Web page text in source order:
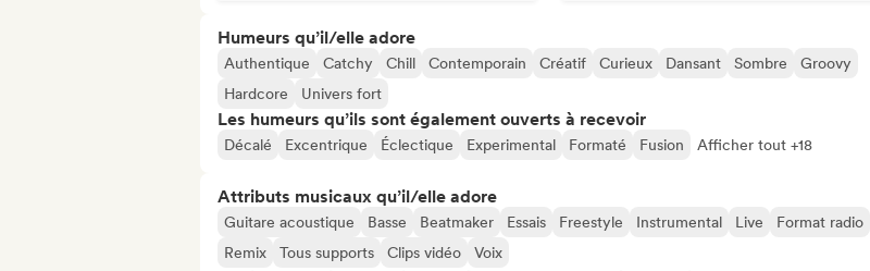
Humeurs qu’il/elle adore
Authentique Catchy Chill Contemporain Créatif Curieux Dansant Sombre
Groovy
Hardcore
Univers fort
Les humeurs qu’ils sont également ouverts à recevoir
Décalé Excentrique Éclectique Experimental Formaté Fusion Afficher tout +18
Attributs musicaux qu’il/elle adore
Guitare acoustique Basse Beatmaker Essais Freestyle Instrumental Live
Format radio
Remix
Tous supports Clips vidéo Voix